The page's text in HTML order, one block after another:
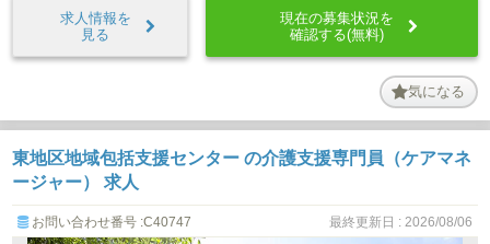
求人情報を
見る
現在の募集状況を
確認する(無料)
気になる
東地区地域包括支援センター の介護支援専門員（ケアマネ
ージャー） 求人
お問い合わせ番号 :C40747 最終更新日 : 2026/08/06